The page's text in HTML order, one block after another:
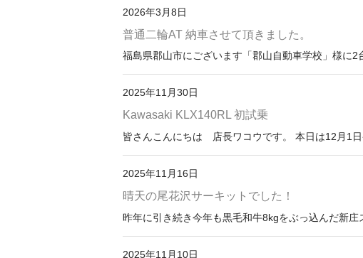
2026年3月8日
普通二輪AT 納車させて頂きました。
福島県郡山市にございます「郡山自動車学校」様に
2025年11月30日
Kawasaki KLX140RL 初試乗
皆さんこんにちは 店長ワコウです。 本日は12月1
2025年11月16日
晴天の尾花沢サーキットでした！
昨年に引き続き今年も黒毛和牛8kgをぶっ込んだ新
2025年11月10日